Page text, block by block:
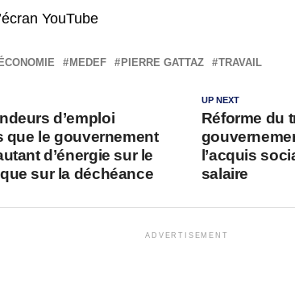
YouTube
ÉCONOMIE MEDEF PIERRE GATTAZ TRAVAIL
UP NEXT
Réforme du
l’acquis
salaire
d’emploi
que le gouvernement
d’énergie sur le
sur la déchéance
ADVERTISEMENT